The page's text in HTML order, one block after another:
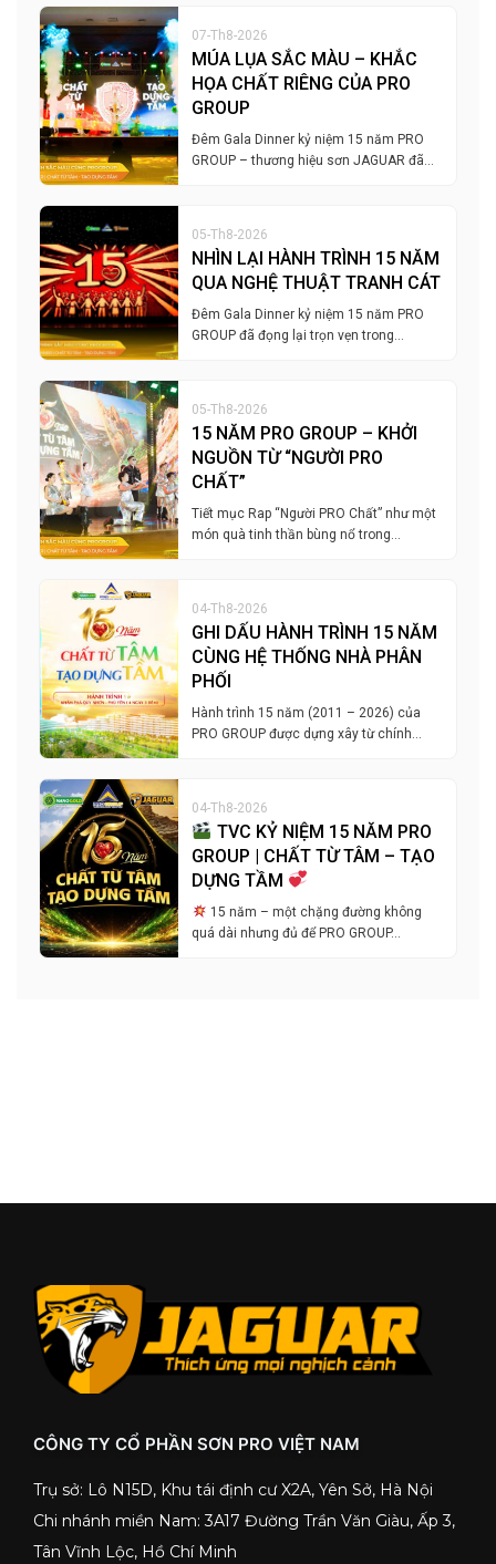
07-Th8-2026
MÚA LỤA SẮC MÀU – KHẮC
HỌA CHẤT RIÊNG CỦA PRO
GROUP
Đêm Gala Dinner kỷ niệm 15 năm PRO
GROUP – thương hiệu sơn JAGUAR đã…
05-Th8-2026
NHÌN LẠI HÀNH TRÌNH 15 NĂM
QUA NGHỆ THUẬT TRANH CÁT
Đêm Gala Dinner kỷ niệm 15 năm PRO
GROUP đã đọng lại trọn vẹn trong…
05-Th8-2026
15 NĂM PRO GROUP – KHỞI
NGUỒN TỪ “NGƯỜI PRO
CHẤT”
Tiết mục Rap “Người PRO Chất” như một
món quà tinh thần bùng nổ trong…
04-Th8-2026
GHI DẤU HÀNH TRÌNH 15 NĂM
CÙNG HỆ THỐNG NHÀ PHÂN
PHỐI
Hành trình 15 năm (2011 – 2026) của
PRO GROUP được dựng xây từ chính…
04-Th8-2026
TVC KỶ NIỆM 15 NĂM PRO
GROUP | CHẤT TỪ TÂM – TẠO
DỰNG TẦM
15 năm – một chặng đường không
quá dài nhưng đủ để PRO GROUP…
CÔNG TY CỔ PHẦN SƠN PRO VIỆT NAM
Trụ sở: Lô N15D, Khu tái định cư X2A, Yên Sở, Hà Nội
Chi nhánh miền Nam: 3A17 Đường Trần Văn Giàu, Ấp 3,
Tân Vĩnh Lộc, Hồ Chí Minh